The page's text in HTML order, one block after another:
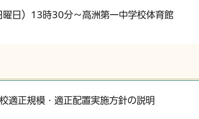
日）13時30分～高洲第一中学校体育館
適正規模・適正配置実施方針の説明